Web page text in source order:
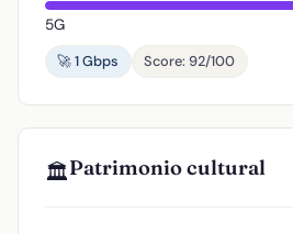
5G
🚀 1 Gbps
Score: 92/100
🏛️Patrimonio cultural